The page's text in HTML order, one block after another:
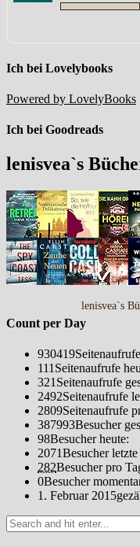
Ich bei Lovelybooks
Powered by LovelyBooks
Ich bei Goodreads
lenisvea`s
lenisvea`s
Count per Day
930419
111 Seitenaufrufe
321 Seitenaufrufe
2492Seitenaufrufe
2809Seitenaufrufe
387993Besucher
98Besucher heute:
2071Besucher
282Besucher pro
0Besucher
1. Februar 2015